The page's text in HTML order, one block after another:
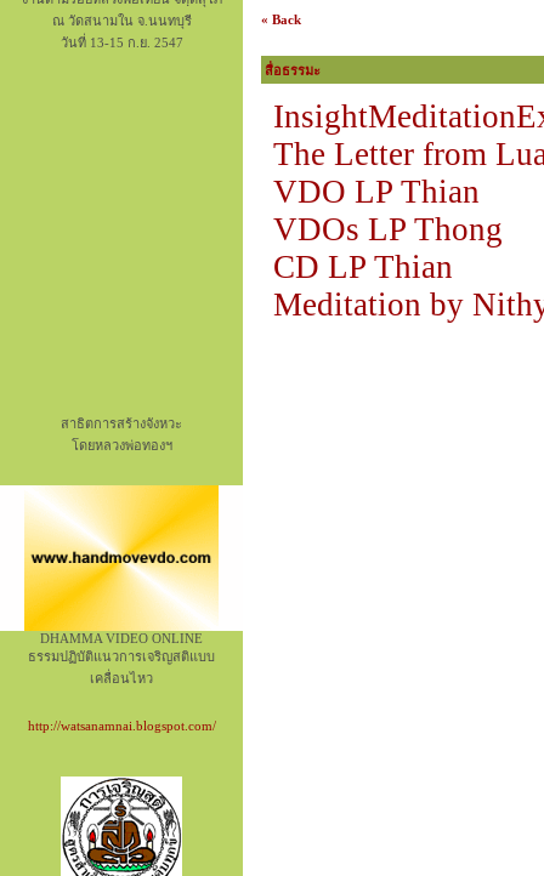
ณ วัดสนามใน จ.นนทบุรี
วันที่ 13-15 ก.ย. 2547
สาธิตการสร้างจังหวะ
โดยหลวงพ่อทองฯ
DHAMMA VIDEO ONLINE
ธรรมปฏิบัติแนวการเจริญสติแบบ
เคลื่อนไหว
http://watsanamnai.blogspot.com/
« Back
สื่อธรรมะ
The Letter from
VDO LP Thian
VDOs LP Thong
CD LP Thian
Meditation by